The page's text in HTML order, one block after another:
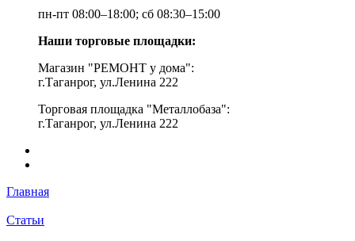
пн-пт 08:00–18:00; сб 08:30–15:00
Наши торговые площадки:
Магазин "РЕМОНТ у дома":
г.Таганрог, ул.Ленина 222
Торговая площадка "Металлобаза":
г.Таганрог, ул.Ленина 222
Главная
Статьи